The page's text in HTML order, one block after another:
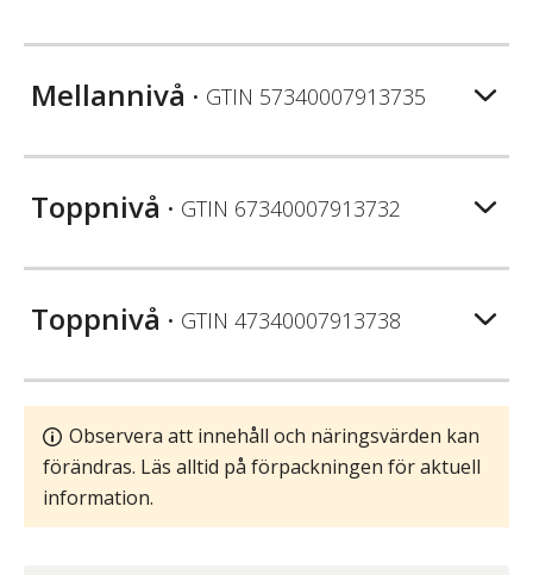
Mellannivå • GTIN 57340007913735
Toppnivå • GTIN 67340007913732
Toppnivå • GTIN 47340007913738
Observera att innehåll och näringsvärden kan
förändras. Läs alltid på förpackningen för aktuell
information.